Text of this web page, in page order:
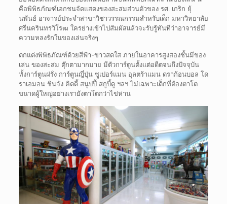
คือพิพิธภัณฑ์เอกชนจัดแสดงของสะสมส่วนตัวของ รศ. เกริก ยุ้
นพันธ์ อาจารย์ประจำสาขาวิชาวรรณกรรมสำหรับเด็ก มหาวิทยาลัย
ศรีนครินทรวิโรฒ ใครย่างเข้าไปสัมผัสแล้วจะรับรู้ทันทีว่าอาจารย์มี
ความหลงรักในของเล่นจริงๆ
ตกแต่งพิพิธภัณฑ์ด้วยสีฟ้า-ขาวสดใส ภายในอาคารสูงสองชั้นมีของ
เล่น ของสะสม ตุ๊กตามากมาย มีตัวการ์ตูนตั้งแต่อดีตจนถึงปัจจุบัน
ทั้งการ์ตูนฝรั่ง การ์ตูนญี่ปุ่น ซูเปอร์แมน อุลตร้าแมน ดราก้อนบอล โด
ราเอมอน ชินจัง คิตตี้ สนูปปี้ สกูบี้ดู ฯลฯ ไม่เฉพาะเด็กที่ต้องตาโต
ขนาดผู้ใหญ่อย่างเรายังตาโตกว่าไข่ห่าน